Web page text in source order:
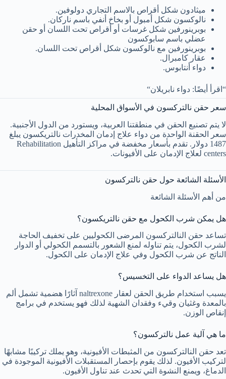
ميثادون شكل أقراص بالاسم التجاري دولوفين.
نالوكسون شكل أمبول أو بخاخ أنفي باسم ناركان.
بوبرينورفين شكل غرسات أو أقراص تحت اللسان أو حقن
عضلي باسم سابوكسون
بوبرينورفين مع نالوكسون شكل أقراص تحت اللسان.
عقار كامبرال.
دواء أنتابوس.
“اقرأ أيضًا: دواء نابريلان“
سعر حقن نالتركسون في الأسواق المحلية
لا يتم تصنيع الحقن في منطقتنا العربية، ويستورد من الدول الأجنبية.
سعر الحقنة الواحدة من دواء علاج إدمان المخدرات نالتريكسون يبلغ
1487 دولار. تقدم بأسعار مخفضة في مراكز التأهيل Rehabilitation
centers لعلاج الإدمان على الأفيونات.
الأسئلة الشائعة حول حقن نالتركسون
من أهم الأسئلة الشائعة
هل يمكن شرب الكحول مع حقن نالتريكسون؟
تساعد حقن النالتركسون المرضى الكحوليين على تخفيف الحاجة
لشرب الكحول، يتم تناوله لمنع الشعور بالتسمم الكحولي أو الدوار
الناتج عن شرب الكحول وفي علاج الإدمان على الكحول.
هل يساعد الدواء على التخسيس؟
يسبب استخدام طريق الحقن لعقار naltrexone آثارًا هضمية تشمل ألم
بالمعدة وغثيان وقيء وفقدان الشهية لذلك فهو يستخدم في برامج
إنقاص الوزن.
ما هي آلية عمل نالتركسون؟
تعد حقن النالتركسون من المثبطات الأفيونية، وهو يملك تركيبًا مشابهًا
لتركيب الأفيون. لذلك يقوم بإحصار المستقبلات الأفيونية الموجودة في
الدماغ، ويمنع النشوة التي تحدث عند تناول الأفيون.